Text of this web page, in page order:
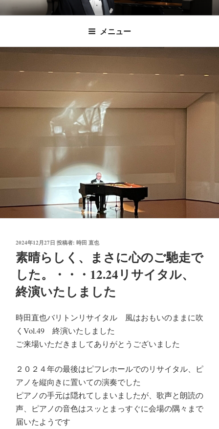
コ
ン
へ
ッ
時田直也 声楽
家/BARITONE
歌うことは希望を語ること、生きることは喜
びも悲しみもわかちあうことかけがえのない
あなたに「いのちの歌」をお届けします。
メニュー
投
稿
日:
2024年12月27日 投稿者: 時田 直也
素晴らしく、まさに心のご馳走で
した。・・・12.24リサイタル、
終演いたしました
時田直也バリトンリサイタル 風はおもいのままに吹
くVol.49 終演いたしました
ご来場いただきましてありがとうございました
２０２４年の最後はピフレホールでのリサイタル、ピ
アノを縦向きに置いての演奏でした
ピアノの手元は隠れてしまいましたが、歌声と朗読の
声、ピアノの音色はスッとまっすぐに会場の隅々まで
届いたようです